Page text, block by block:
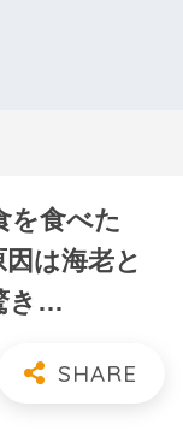
を食べた
は海老と
き…